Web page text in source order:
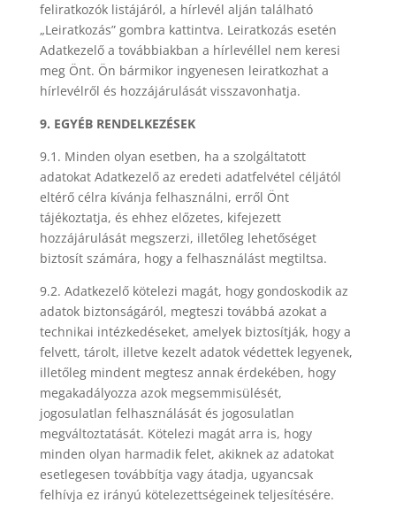
feliratkozók listájáról, a hírlevél alján található
„Leiratkozás” gombra kattintva. Leiratkozás esetén
Adatkezelő a továbbiakban a hírlevéllel nem keresi
meg Önt. Ön bármikor ingyenesen leiratkozhat a
hírlevélről és hozzájárulását visszavonhatja.
9. EGYÉB RENDELKEZÉSEK
9.1. Minden olyan esetben, ha a szolgáltatott
adatokat Adatkezelő az eredeti adatfelvétel céljától
eltérő célra kívánja felhasználni, erről Önt
tájékoztatja, és ehhez előzetes, kifejezett
hozzájárulását megszerzi, illetőleg lehetőséget
biztosít számára, hogy a felhasználást megtiltsa.
9.2. Adatkezelő kötelezi magát, hogy gondoskodik az
adatok biztonságáról, megteszi továbbá azokat a
technikai intézkedéseket, amelyek biztosítják, hogy a
felvett, tárolt, illetve kezelt adatok védettek legyenek,
illetőleg mindent megtesz annak érdekében, hogy
megakadályozza azok megsemmisülését,
jogosulatlan felhasználását és jogosulatlan
megváltoztatását. Kötelezi magát arra is, hogy
minden olyan harmadik felet, akiknek az adatokat
esetlegesen továbbítja vagy átadja, ugyancsak
felhívja ez irányú kötelezettségeinek teljesítésére.